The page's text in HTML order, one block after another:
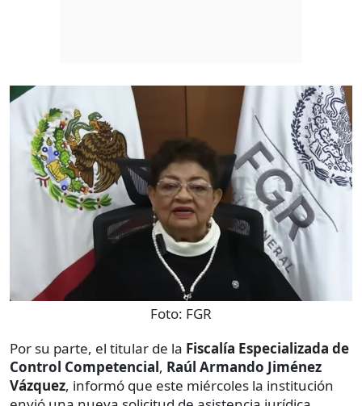
Foto: FGR
Por su parte, el titular de la Fiscalía Especializada de
Control Competencial, Raúl Armando Jiménez
Vázquez, informó que este miércoles la institución